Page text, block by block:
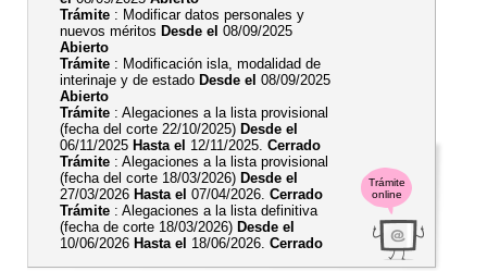
Trámite
online
Trámite : Modificar datos personales y
nuevos méritos Desde el 08/09/2025
Abierto
Trámite : Modificación isla, modalidad de
interinaje y de estado Desde el 08/09/2025
Abierto
Trámite : Alegaciones a la lista provisional
(fecha del corte 22/10/2025) Desde el
06/11/2025 Hasta el 12/11/2025. Cerrado
Trámite : Alegaciones a la lista provisional
(fecha del corte 18/03/2026) Desde el
27/03/2026 Hasta el 07/04/2026. Cerrado
Trámite : Alegaciones a la lista definitiva
(fecha de corte 18/03/2026) Desde el
10/06/2026 Hasta el 18/06/2026. Cerrado